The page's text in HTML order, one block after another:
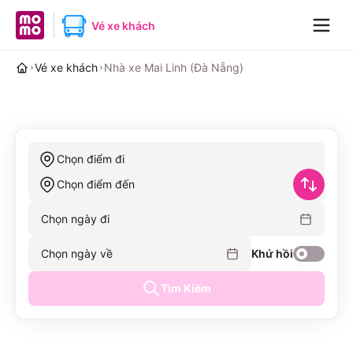
MoMo home pageVé xe khách
Vé xe khách Nhà xe Mai Linh (Đà Nẵng)
Chọn điểm đi
Chọn điểm đến
Chọn ngày đi
Khứ hồi
Chọn ngày về
Tìm Kiếm